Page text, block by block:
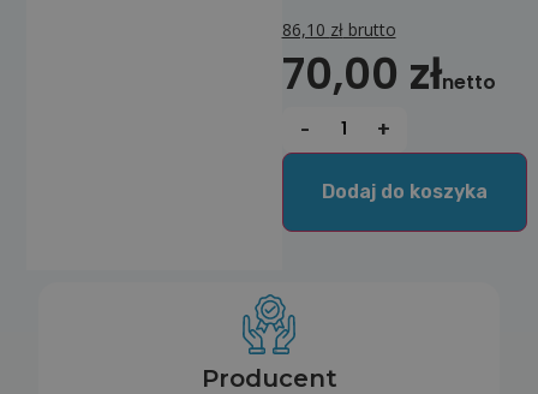
86,10 złbrutto
70,00 złnetto
- +
Dodaj do koszyka
Producent